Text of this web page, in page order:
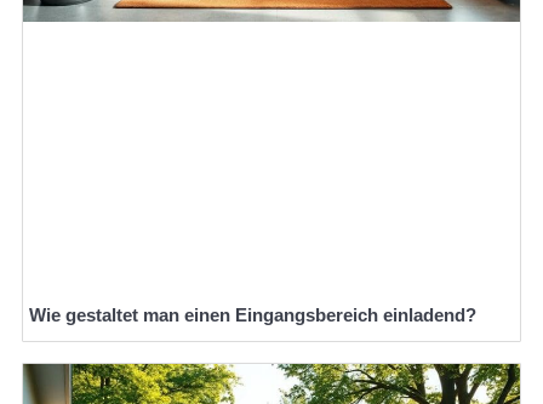
Wie gestaltet man einen Eingangsbereich einladend?